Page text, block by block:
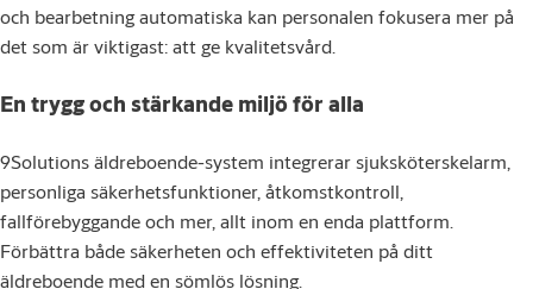
och bearbetning automatiska kan personalen fokusera mer på
det som är viktigast: att ge kvalitetsvård.
En trygg och stärkande miljö för alla
9Solutions äldreboende-system integrerar sjuksköterskelarm,
personliga säkerhetsfunktioner, åtkomstkontroll,
fallförebyggande och mer, allt inom en enda plattform.
Förbättra både säkerheten och effektiviteten på ditt
äldreboende med en sömlös lösning.